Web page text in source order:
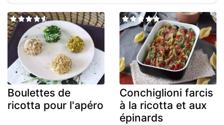
Boulettes de
ricotta pour l'apéro
Conchiglioni farcis
à la ricotta et aux
épinards